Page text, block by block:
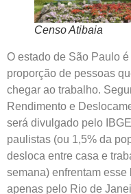
Censo Atibaia
O estado de São Paulo
proporção de pessoas
chegar ao trabalho.
Rendimento e
será divulgado pelo
paulistas (ou 1,5% da
desloca entre casa e
semana) enfrentam
apenas pelo Rio de